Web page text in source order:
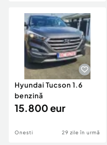
Hyundai Tucson 1.6
benzină
15.800 eur
Onesti 29 zile în urmă